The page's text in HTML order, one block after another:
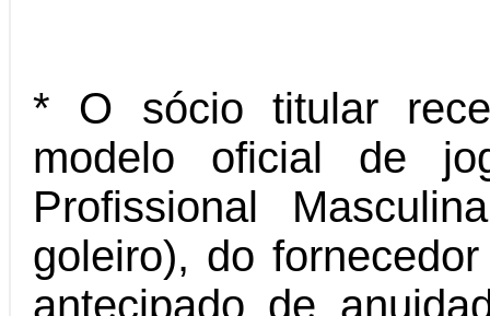
* O sócio titular
modelo oficial de
Profissional
goleiro), do
antecipado de